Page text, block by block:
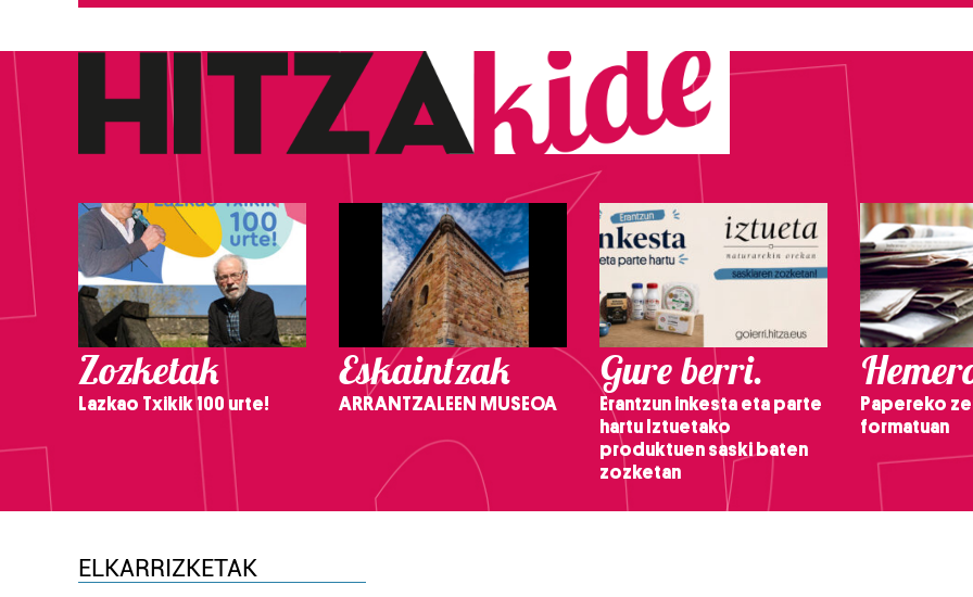
Zozketak
Lazkao Txikik 100 urte!
Eskaintzak
ARRANTZALEEN MUSEOA
Gure berri.
Erantzun inkesta eta parte
hartu Iztuetako
produktuen saski baten
zozketan
Papereko
formatuan
ELKARRIZKETAK